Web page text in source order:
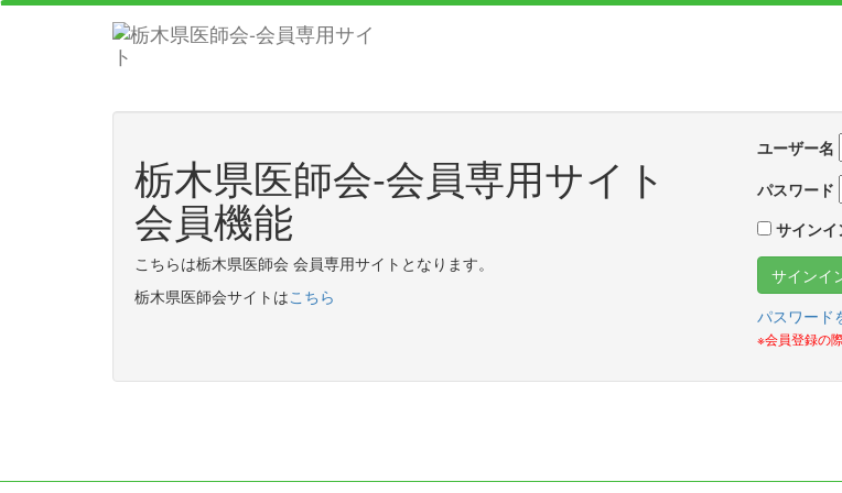
栃木県医師会-会員専用サイト
会員機能
こちらは栃木県医師会 会員専用サイトとなります。
栃木県医師会サイトはこちら
ユーザー名
パスワード
サイン
パスワード
※会員登録の